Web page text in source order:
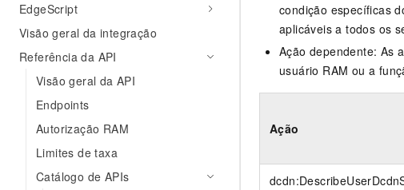
EdgeScript
Visão geral da integração
Referência da API
Visão geral da API
Endpoints
Autorização RAM
Limites de taxa
Catálogo de APIs
condição específicas
aplicáveis a todos os
Ação dependente: As
usuário RAM ou a
Ação